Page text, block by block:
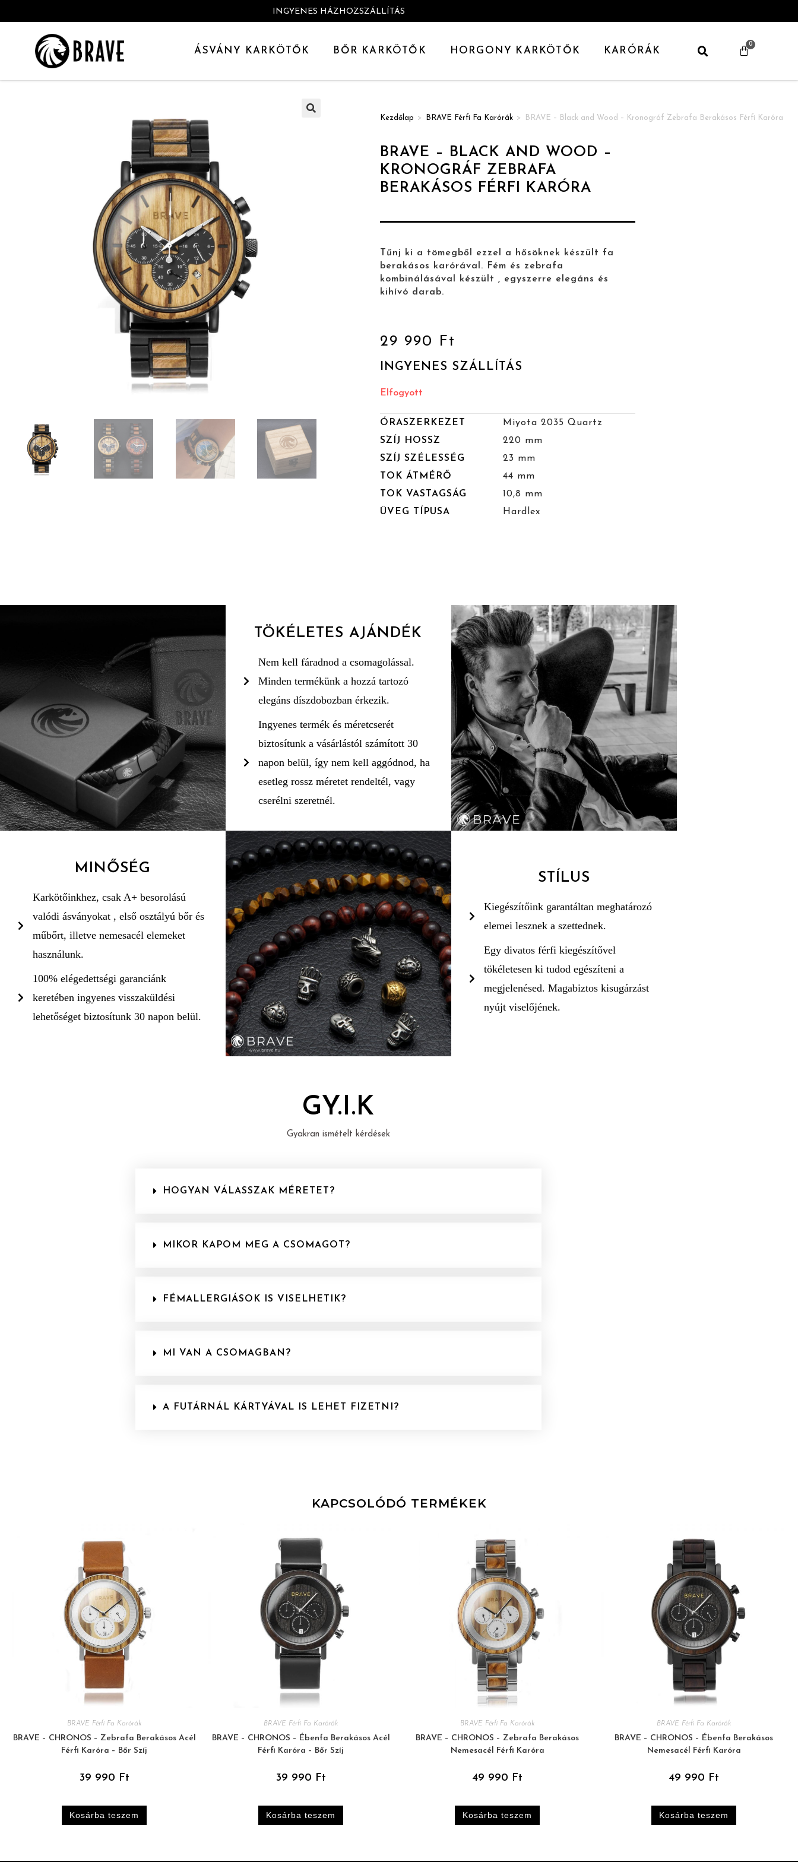
INGYENES HÁZHOZSZÁLLÍTÁS
ÁSVÁNY KARKÖTŐK BŐR KARKÖTŐK HORGONY KARKÖTŐK KARÓRÁK
0
Kezdőlap > BRAVE Férfi Fa Karórák > BRAVE – Black and Wood – Kronográf Zebrafa Berakásos Férfi Karóra
BRAVE – BLACK AND WOOD –
KRONOGRÁF ZEBRAFA
BERAKÁSOS FÉRFI KARÓRA
Tűnj ki a tömegből ezzel a hősöknek készült fa
berakásos karórával. Fém és zebrafa
kombinálásával készült , egyszerre elegáns és
kihívó darab.
29 990 Ft
INGYENES SZÁLLÍTÁS
Elfogyott
ÓRASZERKEZET
Miyota 2035 Quartz
SZÍJ HOSSZ
220 mm
SZÍJ SZÉLESSÉG
23 mm
TOK ÁTMÉRŐ
44 mm
TOK VASTAGSÁG
10,8 mm
ÜVEG TÍPUSA
Hardlex
TÖKÉLETES AJÁNDÉK
Nem kell fáradnod a csomagolással.
Minden termékünk a hozzá tartozó
elegáns díszdobozban érkezik.
Ingyenes termék és méretcserét
biztosítunk a vásárlástól számított 30
napon belül, így nem kell aggódnod, ha
esetleg rossz méretet rendeltél, vagy
cserélni szeretnél.
MINŐSÉG
Karkötőinkhez, csak A+ besorolású
valódi ásványokat , első osztályú bőr és
műbőrt, illetve nemesacél elemeket
használunk.
100% elégedettségi garanciánk
keretében ingyenes visszaküldési
lehetőséget biztosítunk 30 napon belül.
STÍLUS
Kiegészítőink garantáltan meghatározó
elemei lesznek a szettednek.
Egy divatos férfi kiegészítővel
tökéletesen ki tudod egészíteni a
megjelenésed. Magabiztos kisugárzást
nyújt viselőjének.
GY.I.K
Gyakran ismételt kérdések
HOGYAN VÁLASSZAK MÉRETET?
MIKOR KAPOM MEG A CSOMAGOT?
FÉMALLERGIÁSOK IS VISELHETIK?
MI VAN A CSOMAGBAN?
A FUTÁRNÁL KÁRTYÁVAL IS LEHET FIZETNI?
KAPCSOLÓDÓ TERMÉKEK
BRAVE Férfi Fa Karórák
BRAVE – CHRONOS – Zebrafa Berakásos Acél
Férfi Karóra – Bőr Szíj
39 990 Ft
Kosárba teszem
BRAVE Férfi Fa Karórák
BRAVE – CHRONOS – Ébenfa Berakásos Acél
Férfi Karóra – Bőr Szíj
39 990 Ft
Kosárba teszem
BRAVE Férfi Fa Karórák
BRAVE – CHRONOS – Zebrafa Berakásos
Nemesacél Férfi Karóra
49 990 Ft
Kosárba teszem
BRAVE Férfi Fa Karórák
BRAVE – CHRONOS – Ébenfa Berakásos
Nemesacél Férfi Karóra
49 990 Ft
Kosárba teszem